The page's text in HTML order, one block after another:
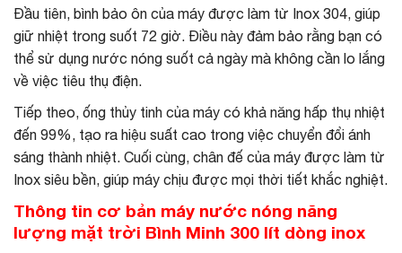
Đầu tiên, bình bảo ôn của máy được làm từ Inox 304, giúp
giữ nhiệt trong suốt 72 giờ. Điều này đảm bảo rằng bạn có
thể sử dụng nước nóng suốt cả ngày mà không cần lo lắng
về việc tiêu thụ điện.
Tiếp theo, ống thủy tinh của máy có khả năng hấp thụ nhiệt
đến 99%, tạo ra hiệu suất cao trong việc chuyển đổi ánh
sáng thành nhiệt. Cuối cùng, chân đế của máy được làm từ
Inox siêu bền, giúp máy chịu được mọi thời tiết khắc nghiệt.
Thông tin cơ bản máy nước nóng năng
lượng mặt trời Bình Minh 300 lít dòng inox